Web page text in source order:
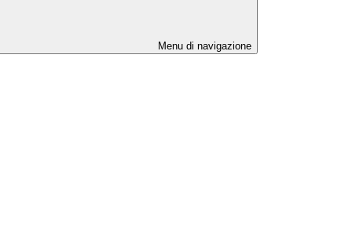
Menu di navigazione